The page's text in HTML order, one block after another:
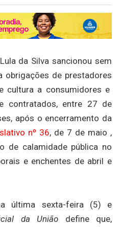
da Silva sancionou sem
obrigações de prestadores
cultura a consumidores e
contratados, entre 27 de
após o encerramento da
nº 36, de 7 de maio ,
de calamidade pública no
e enchentes de abril e
última sexta-feira (5) e
da União define que,